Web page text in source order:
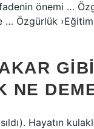
önemi …
… Özgürlük
GIBI
NE
Hayatın